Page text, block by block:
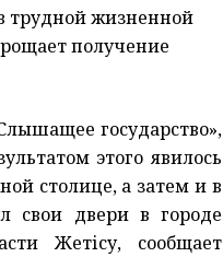
трудной жизненной
получение
государство»,
этого явилось
столице, а затем и в
свои двери в городе
Жетісу, сообщает